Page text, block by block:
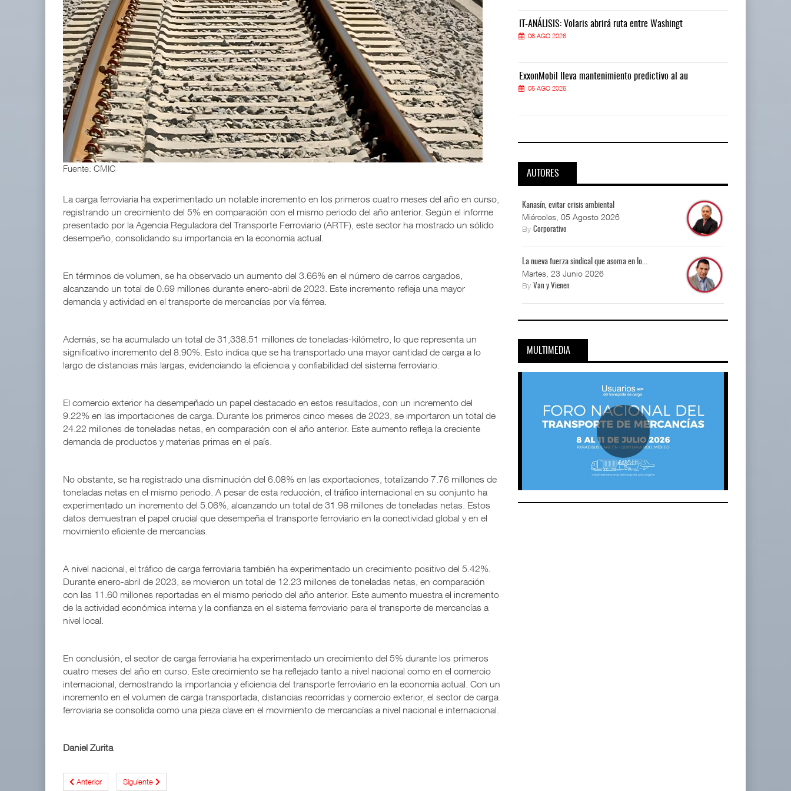
Fuente: CMIC
La carga ferroviaria ha experimentado un notable incremento en los primeros cuatro meses del año en curso,
registrando un crecimiento del 5% en comparación con el mismo periodo del año anterior. Según el informe
presentado por la Agencia Reguladora del Transporte Ferroviario (ARTF), este sector ha mostrado un sólido
desempeño, consolidando su importancia en la economía actual.
En términos de volumen, se ha observado un aumento del 3.66% en el número de carros cargados,
alcanzando un total de 0.69 millones durante enero-abril de 2023. Este incremento refleja una mayor
demanda y actividad en el transporte de mercancías por vía férrea.
Además, se ha acumulado un total de 31,338.51 millones de toneladas-kilómetro, lo que representa un
significativo incremento del 8.90%. Esto indica que se ha transportado una mayor cantidad de carga a lo
largo de distancias más largas, evidenciando la eficiencia y confiabilidad del sistema ferroviario.
El comercio exterior ha desempeñado un papel destacado en estos resultados, con un incremento del
9.22% en las importaciones de carga. Durante los primeros cinco meses de 2023, se importaron un total de
24.22 millones de toneladas netas, en comparación con el año anterior. Este aumento refleja la creciente
demanda de productos y materias primas en el país.
No obstante, se ha registrado una disminución del 6.08% en las exportaciones, totalizando 7.76 millones de
toneladas netas en el mismo periodo. A pesar de esta reducción, el tráfico internacional en su conjunto ha
experimentado un incremento del 5.06%, alcanzando un total de 31.98 millones de toneladas netas. Estos
datos demuestran el papel crucial que desempeña el transporte ferroviario en la conectividad global y en el
movimiento eficiente de mercancías.
A nivel nacional, el tráfico de carga ferroviaria también ha experimentado un crecimiento positivo del 5.42%.
Durante enero-abril de 2023, se movieron un total de 12.23 millones de toneladas netas, en comparación
con las 11.60 millones reportadas en el mismo periodo del año anterior. Este aumento muestra el incremento
de la actividad económica interna y la confianza en el sistema ferroviario para el transporte de mercancías a
nivel local.
En conclusión, el sector de carga ferroviaria ha experimentado un crecimiento del 5% durante los primeros
cuatro meses del año en curso. Este crecimiento se ha reflejado tanto a nivel nacional como en el comercio
internacional, demostrando la importancia y eficiencia del transporte ferroviario en la economía actual. Con un
incremento en el volumen de carga transportada, distancias recorridas y comercio exterior, el sector de carga
ferroviaria se consolida como una pieza clave en el movimiento de mercancías a nivel nacional e internacional.
Daniel Zurita
Anterior Siguiente
IT-ANÁLISIS: Volaris abrirá ruta entre Washingt
06 AGO 2026
ExxonMobil lleva mantenimiento predictivo al au
05 AGO 2026
IT-ANÁLISIS: Volaris abrirá ruta entre Washingt
06 AGO 2026
ExxonMobil lleva mantenimiento predictivo al au
05 AGO 2026
IT-ANÁLISIS: Volaris abrirá ruta entre Washingt
06 AGO 2026
ExxonMobil lleva mantenimiento predictivo al au
05 AGO 2026
AUTORES
Kanasín, evitar crisis ambiental
Miércoles, 05 Agosto 2026
ByCorporativo
La nueva fuerza sindical que asoma en lo...
Martes, 23 Junio 2026
ByVan y Vienen
MULTIMEDIA